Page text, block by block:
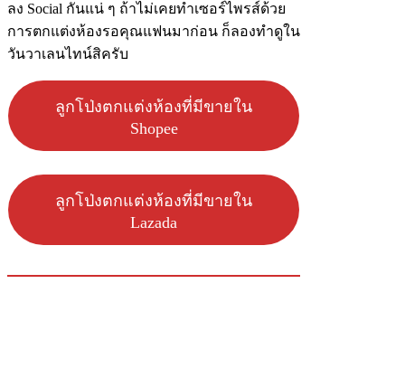
ลง Social กันแน่ ๆ ถ้าไม่เคยทำเซอร์ไพรส์ด้วย
การตกแต่งห้องรอคุณแฟนมาก่อน ก็ลองทำดูใน
วันวาเลนไทน์สิครับ
ลูกโป่งตกแต่งห้องที่มีขายใน
Shopee
ลูกโป่งตกแต่งห้องที่มีขายใน
Lazada